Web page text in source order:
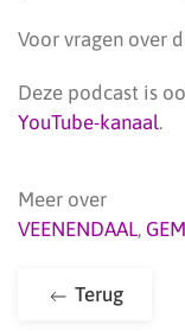
Voor vragen over
Deze podcast is
YouTube-kanaal.
Meer over
VEENENDAAL,
Terug